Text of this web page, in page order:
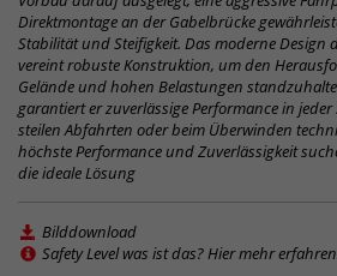
Direktmontage an der Gabelbrücke
Stabilität und Steifigkeit. Das moderne Design
vereint robuste Konstruktion, um den
Gelände und hohen Belastungen
garantiert er zuverlässige Performance in jeder
steilen Abfahrten oder beim Überwinden
höchste Performance und Zuverlässigkeit
die ideale Lösung
Bilddownload
Safety Level was ist das? Hier mehr